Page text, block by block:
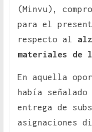
(Minvu),
para el
respecto al
materiales de
En aquella
había
entrega de
asignaciones